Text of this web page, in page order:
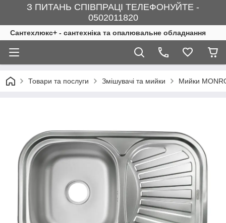
З ПИТАНЬ СПІВПРАЦІ ТЕЛЕФОНУЙТЕ -
0502011820
Сантехлюкс+ - сантехніка та опалювальне обладнання
Товари та послуги Змішувачі та мийки Мийки